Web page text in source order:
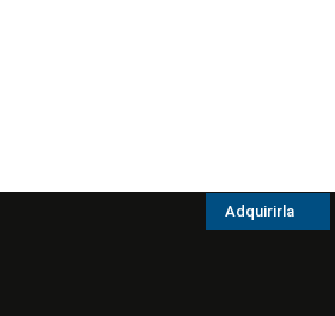
Adquirirla